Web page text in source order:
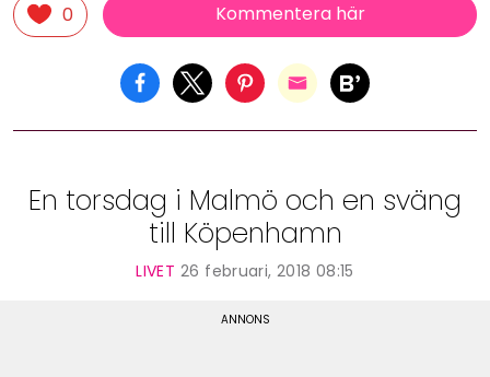
0 Kommentera här
En torsdag i Malmö och en sväng
till Köpenhamn
LIVET 26 februari, 2018 08:15